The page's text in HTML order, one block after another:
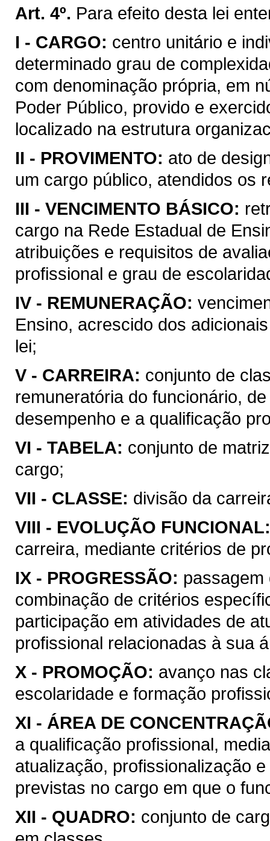
Art. 4º. Para efeito desta lei
I - CARGO: centro unitário e
determinado grau de
com denominação própria, em
Poder Público, provido e
localizado na estrutura
II - PROVIMENTO: ato de
um cargo público, atendidos os
III - VENCIMENTO BÁSICO:
cargo na Rede Estadual de
atribuições e requisitos de
profissional e grau de
IV - REMUNERAÇÃO:
Ensino, acrescido dos
lei;
V - CARREIRA: conjunto de
remuneratória do funcionário,
desempenho e a qualificação
VI - TABELA: conjunto de
cargo;
VII - CLASSE: divisão da
VIII - EVOLUÇÃO FUNCIONAL:
carreira, mediante critérios de
IX - PROGRESSÃO: passagem
combinação de critérios
participação em atividades de
profissional relacionadas à sua
X - PROMOÇÃO: avanço nas
escolaridade e formação
XI - ÁREA DE
a qualificação profissional,
atualização, profissionalização
previstas no cargo em que o
XII - QUADRO: conjunto de